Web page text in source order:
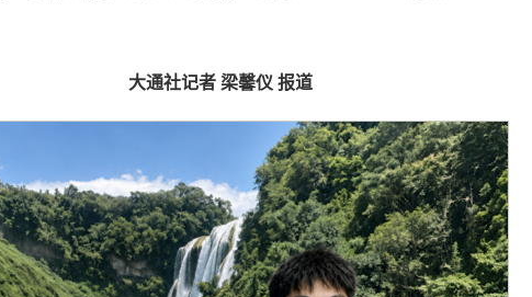
大通社记者 梁馨仪 报道